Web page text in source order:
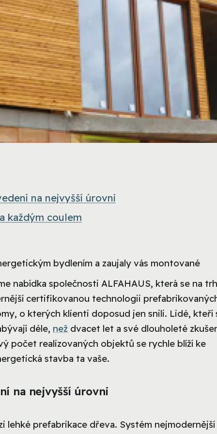
na nejvyšší úrovni
každým coulem
bydlením a zaujaly vás montované
nabídka společnosti ALFAHAUS, která se na
certifikovanou technologii
o kterých klienti doposud jen snili. Lidé, kteří
déle, než dvacet let a své dlouholeté
počet realizovaných objektů se rychle blíží ke
stavba ta vaše.
na nejvyšší úrovni
lehké prefabrikace dřeva. Systém nejmodernější